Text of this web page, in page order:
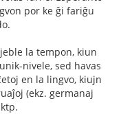
por ke ĝi fariĝu
la tempon, kiun
nivele, sed havas
en la lingvo, kiujn
(ekz. germanaj